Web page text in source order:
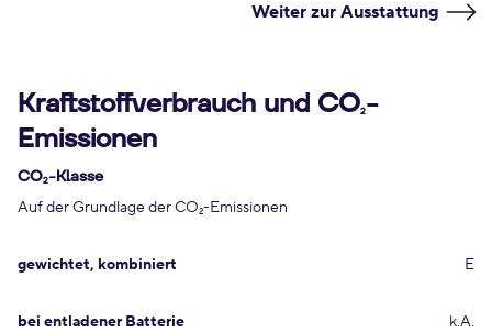
Weiter zur Ausstattung
Kraftstoffverbrauch und CO2-
Emissionen
CO2-Klasse
Auf der Grundlage der CO2-Emissionen
gewichtet, kombiniert E
bei entladener Batterie k.A.